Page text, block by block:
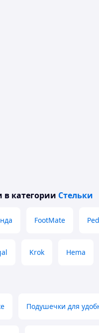
в категории Стельки
FootMate
Krok Hema
Подушечки для